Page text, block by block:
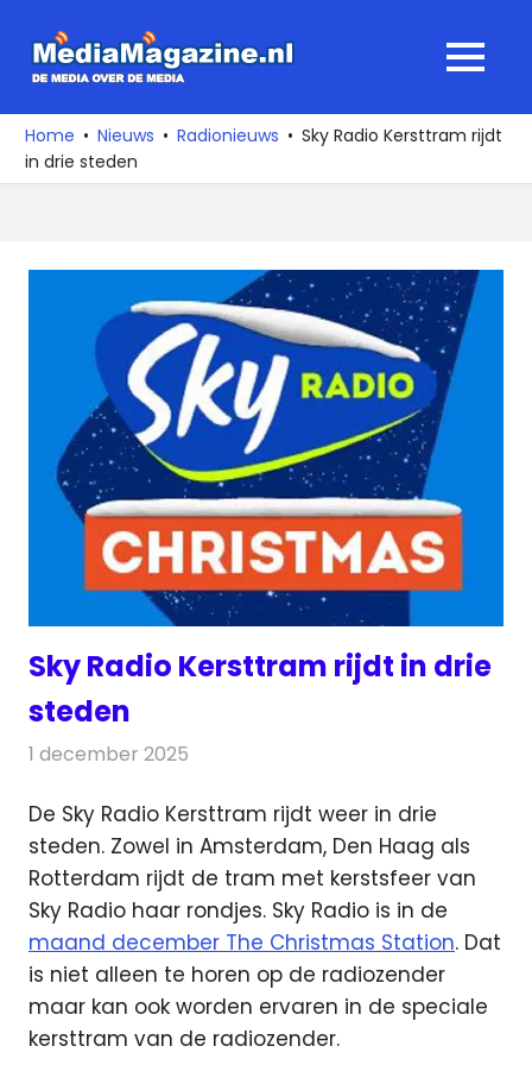
naar
media
over
de
MENU
Home Nieuws Radionieuws
Sky Radio Kersttram rijdt
in drie steden
Sky Radio Kersttram rijdt in drie
steden
1 december 2025
De Sky Radio Kersttram rijdt weer in drie
steden. Zowel in Amsterdam, Den Haag als
Rotterdam rijdt de tram met kerstsfeer van
Sky Radio haar rondjes. Sky Radio is in de
maand december The Christmas Station. Dat
is niet alleen te horen op de radiozender
maar kan ook worden ervaren in de speciale
kersttram van de radiozender.